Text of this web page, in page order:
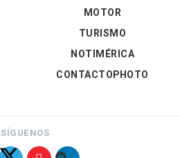
MOTOR
TURISMO
NOTIMÉRICA
CONTACTOPHOTO
SÍGUENOS